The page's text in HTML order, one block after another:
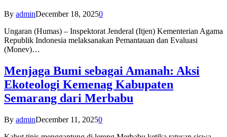
By adminDecember 18, 20250
Ungaran (Humas) – Inspektorat Jenderal (Itjen) Kementerian Agama
Republik Indonesia melaksanakan Pemantauan dan Evaluasi
(Monev)…
Menjaga Bumi sebagai Amanah: Aksi
Ekoteologi Kemenag Kabupaten
Semarang dari Merbabu
By adminDecember 11, 20250